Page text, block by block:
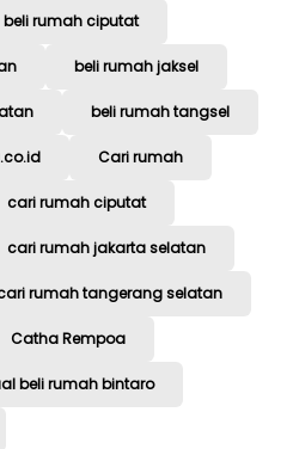
beli rumah ciputat
beli rumah jaksel
beli rumah tangsel
Cari rumah
cari rumah ciputat
cari rumah jakarta selatan
rumah tangerang selatan
Catha Rempoa
beli rumah bintaro